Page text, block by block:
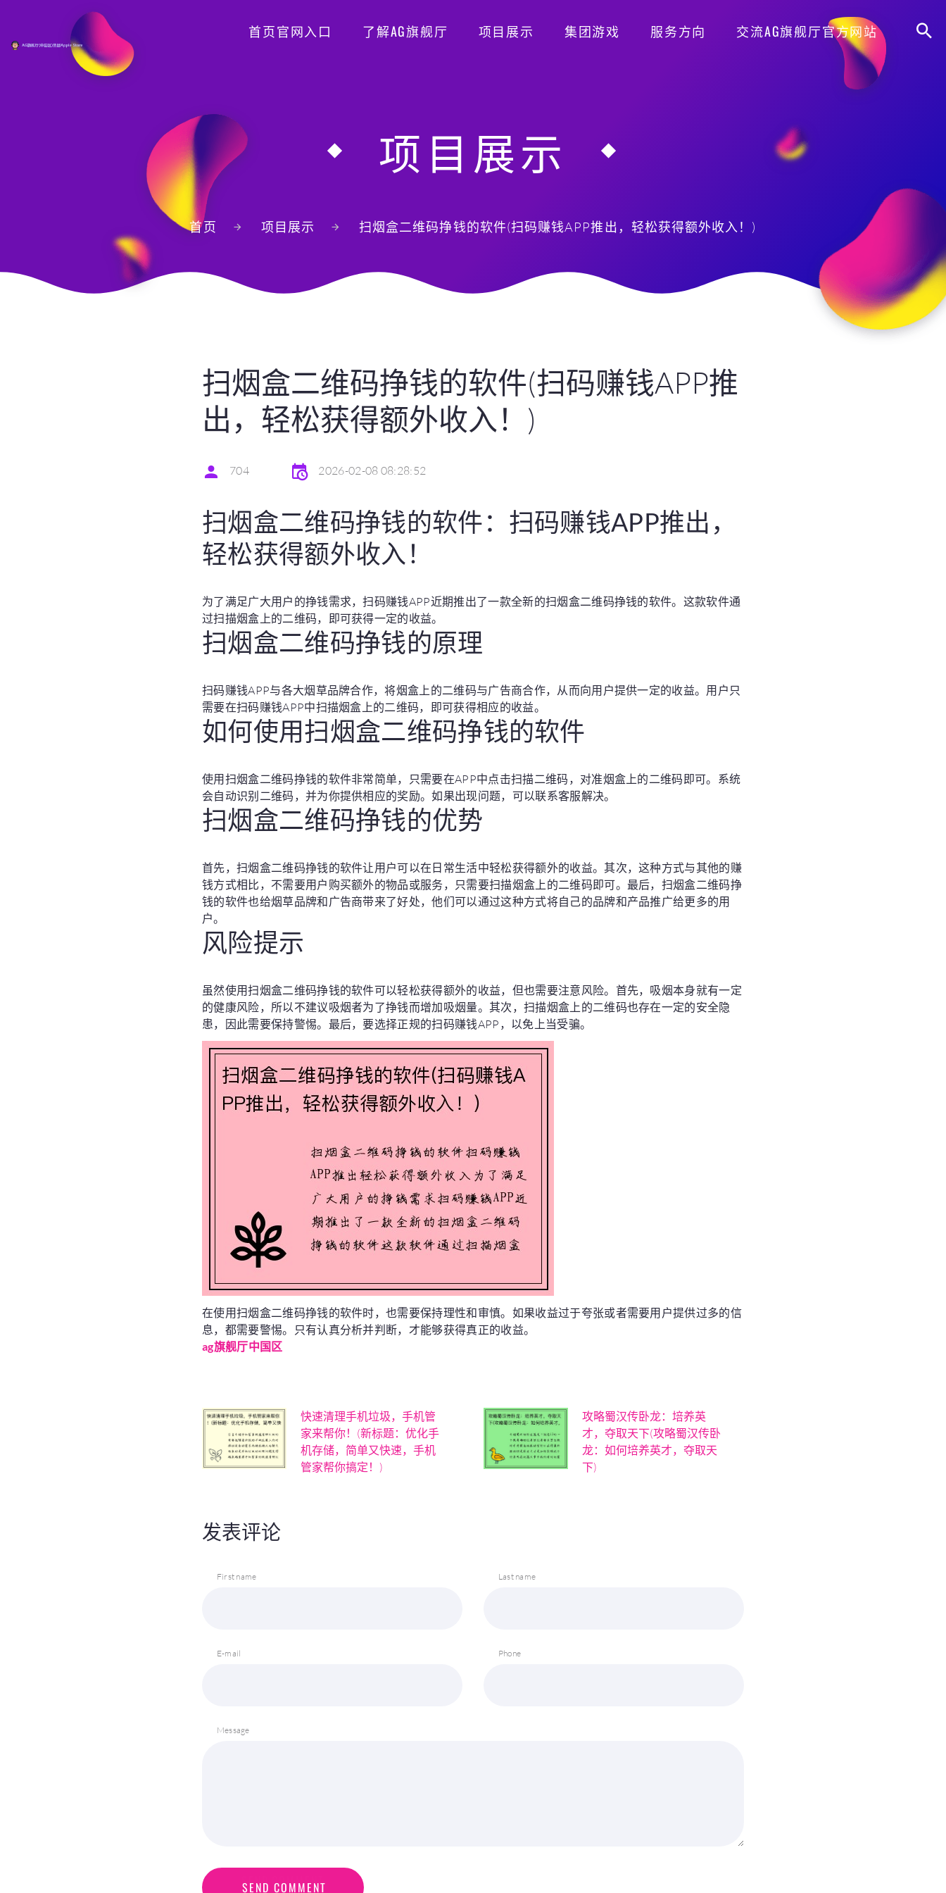
首页官网入口 了解AG旗舰厅 项目展示 集团游戏 服务方向 交流AG旗舰厅官方网站
项目展示
首页 项目展示 扫烟盒二维码挣钱的软件(扫码赚钱APP推出，轻松获得额外收入！)
扫烟盒二维码挣钱的软件(扫码赚钱APP推
出，轻松获得额外收入！)
704 2026-02-08 08:28:52
扫烟盒二维码挣钱的软件：扫码赚钱APP推出，
轻松获得额外收入！
为了满足广大用户的挣钱需求，扫码赚钱APP近期推出了一款全新的扫烟盒二维码挣钱的软件。这款软件通
过扫描烟盒上的二维码，即可获得一定的收益。
扫烟盒二维码挣钱的原理
扫码赚钱APP与各大烟草品牌合作，将烟盒上的二维码与广告商合作，从而向用户提供一定的收益。用户只
需要在扫码赚钱APP中扫描烟盒上的二维码，即可获得相应的收益。
如何使用扫烟盒二维码挣钱的软件
使用扫烟盒二维码挣钱的软件非常简单，只需要在APP中点击扫描二维码，对准烟盒上的二维码即可。系统
会自动识别二维码，并为你提供相应的奖励。如果出现问题，可以联系客服解决。
扫烟盒二维码挣钱的优势
首先，扫烟盒二维码挣钱的软件让用户可以在日常生活中轻松获得额外的收益。其次，这种方式与其他的赚
钱方式相比，不需要用户购买额外的物品或服务，只需要扫描烟盒上的二维码即可。最后，扫烟盒二维码挣
钱的软件也给烟草品牌和广告商带来了好处，他们可以通过这种方式将自己的品牌和产品推广给更多的用
户。
风险提示
虽然使用扫烟盒二维码挣钱的软件可以轻松获得额外的收益，但也需要注意风险。首先，吸烟本身就有一定
的健康风险，所以不建议吸烟者为了挣钱而增加吸烟量。其次，扫描烟盒上的二维码也存在一定的安全隐
患，因此需要保持警惕。最后，要选择正规的扫码赚钱APP，以免上当受骗。
在使用扫烟盒二维码挣钱的软件时，也需要保持理性和审慎。如果收益过于夸张或者需要用户提供过多的信
息，都需要警惕。只有认真分析并判断，才能够获得真正的收益。
ag旗舰厅中国区
快速清理手机垃圾，手机管
家来帮你！(新标题：优化手
机存储，简单又快速，手机
管家帮你搞定！)
攻略蜀汉传卧龙：培养英
才，夺取天下(攻略蜀汉传卧
龙：如何培养英才，夺取天
下)
发表评论
First name Last name
E-mail Phone
Message
SEND COMMENT
SEND COMMENT